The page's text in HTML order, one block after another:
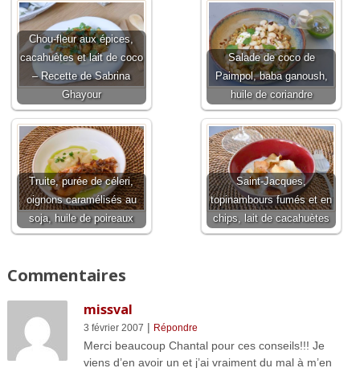
Chou-fleur aux épices,
cacahuètes et lait de coco
– Recette de Sabrina
Ghayour
Salade de coco de
Paimpol, baba ganoush,
huile de coriandre
Truite, purée de céleri,
oignons caramélisés au
soja, huile de poireaux
Saint-Jacques,
topinambours fumés et en
chips, lait de cacahuètes
Commentaires
missval
3 février 2007 | Répondre
Merci beaucoup Chantal pour ces conseils!!! Je
viens d’en avoir un et j’ai vraiment du mal à m’en